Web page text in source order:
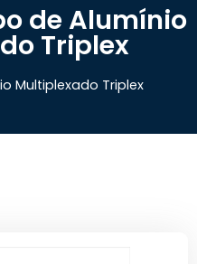
de Alumínio
Triplex
Multiplexado Triplex